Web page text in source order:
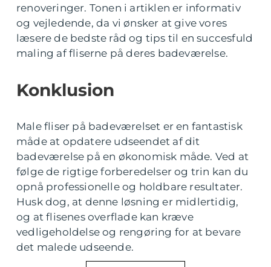
renoveringer. Tonen i artiklen er informativ
og vejledende, da vi ønsker at give vores
læsere de bedste råd og tips til en succesfuld
maling af fliserne på deres badeværelse.
Konklusion
Male fliser på badeværelset er en fantastisk
måde at opdatere udseendet af dit
badeværelse på en økonomisk måde. Ved at
følge de rigtige forberedelser og trin kan du
opnå professionelle og holdbare resultater.
Husk dog, at denne løsning er midlertidig,
og at flisenes overflade kan kræve
vedligeholdelse og rengøring for at bevare
det malede udseende.